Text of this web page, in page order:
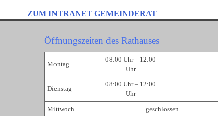
ZUM INTRANET GEMEINDERAT
Öffnungszeiten des Rathauses
Montag
08:00 Uhr – 12:00
Uhr
Dienstag
08:00 Uhr – 12:00
Uhr
Mittwoch geschlossen